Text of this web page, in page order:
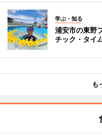
学ぶ・知る
浦安市の東野
チック・タイ
も